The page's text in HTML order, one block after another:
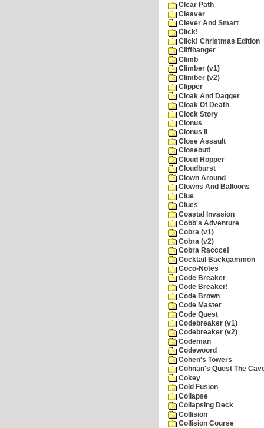
Clear Path
Cleaver
Clever And Smart
Click!
Click! Christmas Edition
Cliffhanger
Climb
Climber (v1)
Climber (v2)
Clipper
Cloak And Dagger
Cloak Of Death
Clock Story
Clonus
Clonus II
Close Assault
Closeout!
Cloud Hopper
Cloudburst
Clown Around
Clowns And Balloons
Clue
Clues
Coastal Invasion
Cobb's Adventure
Cobra (v1)
Cobra (v2)
Cobra Raccce!
Cocktail Backgammon
Coco-Notes
Code Breaker
Code Breaker!
Code Brown
Code Master
Code Quest
Codebreaker (v1)
Codebreaker (v2)
Codeman
Codewoord
Cohen's Towers
Cohnan's Quest The
Cokey
Cold Fusion
Collapse
Collapsing Deck
Collision
Collision Course